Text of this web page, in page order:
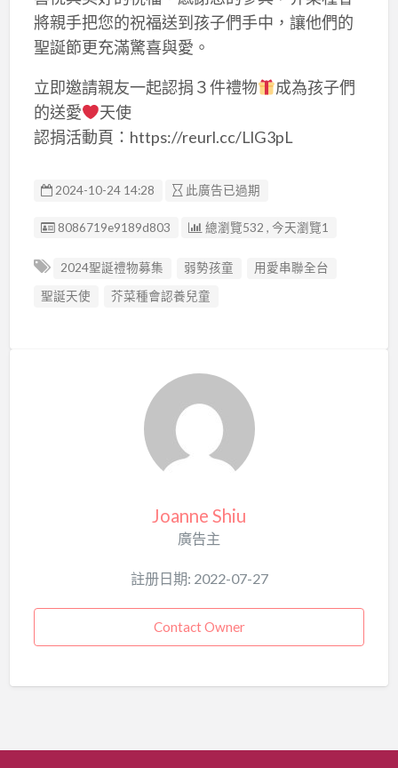
將親手把您的祝福送到孩子們手中，讓他們的
聖誕節更充滿驚喜與愛。
立即邀請親友一起認捐３件禮物
成為孩子們
的送愛
天使
認捐活動頁：https://reurl.cc/LlG3pL
2024-10-24 14:28 此廣告已過期
廣告编號
8086719e9189d803 總瀏覽532 , 今天瀏覽1
2024聖誕禮物募集 弱勢孩童
用愛串聯全台
聖誕天使
芥菜種會認養兒童
Joanne Shiu
廣告主
註册日期: 2022-07-27
Contact Owner